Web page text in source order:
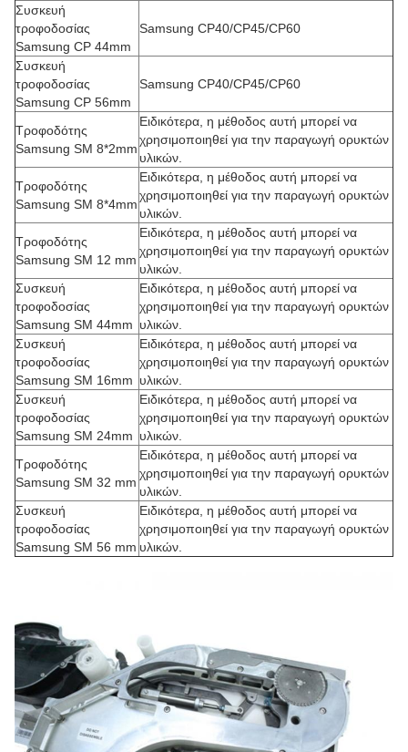
Συσκευή
τροφοδοσίας
Samsung CP 44mm
Samsung CP40/CP45/CP60
Συσκευή
τροφοδοσίας
Samsung CP 56mm
Samsung CP40/CP45/CP60
Τροφοδότης
Samsung SM 8*2mm
Ειδικότερα, η μέθοδος αυτή μπορεί να
χρησιμοποιηθεί για την παραγωγή ορυκτών
υλικών.
Τροφοδότης
Samsung SM 8*4mm
Ειδικότερα, η μέθοδος αυτή μπορεί να
χρησιμοποιηθεί για την παραγωγή ορυκτών
υλικών.
Τροφοδότης
Samsung SM 12 mm
Ειδικότερα, η μέθοδος αυτή μπορεί να
χρησιμοποιηθεί για την παραγωγή ορυκτών
υλικών.
Συσκευή
τροφοδοσίας
Samsung SM 44mm
Ειδικότερα, η μέθοδος αυτή μπορεί να
χρησιμοποιηθεί για την παραγωγή ορυκτών
υλικών.
Συσκευή
τροφοδοσίας
Samsung SM 16mm
Ειδικότερα, η μέθοδος αυτή μπορεί να
χρησιμοποιηθεί για την παραγωγή ορυκτών
υλικών.
Συσκευή
τροφοδοσίας
Samsung SM 24mm
Ειδικότερα, η μέθοδος αυτή μπορεί να
χρησιμοποιηθεί για την παραγωγή ορυκτών
υλικών.
Τροφοδότης
Samsung SM 32 mm
Ειδικότερα, η μέθοδος αυτή μπορεί να
χρησιμοποιηθεί για την παραγωγή ορυκτών
υλικών.
Συσκευή
τροφοδοσίας
Samsung SM 56 mm
Ειδικότερα, η μέθοδος αυτή μπορεί να
χρησιμοποιηθεί για την παραγωγή ορυκτών
υλικών.